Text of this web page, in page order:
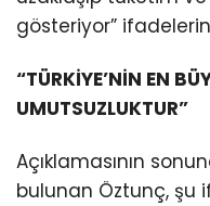
gösteriyor”
“TÜRKİYE’NİN EN
UMUTSUZLUKTUR”
Açıklamasının
bulunan Öztunç, şu